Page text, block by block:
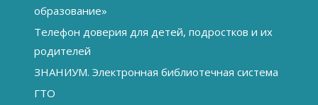
образование»
Телефон доверия для детей, подростков и их
родителей
ЗНАНИУМ. Электронная библиотечная система
ГТО